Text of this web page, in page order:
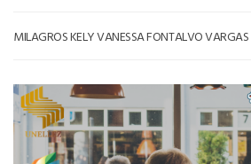
MILAGROS KELY VANESSA FONTALVO VARGAS